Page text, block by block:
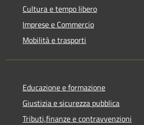
Cultura e tempo libero
Imprese e Commercio
Mobilità e trasporti
Educazione e formazione
Giustizia e sicurezza pubblica
Tributi,finanze e contravvenzioni